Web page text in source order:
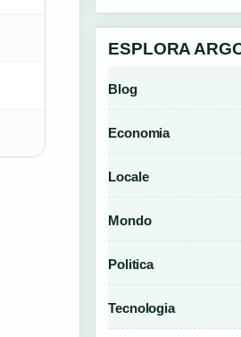
ESPLORA
Blog
Economia
Locale
Mondo
Politica
Tecnologia